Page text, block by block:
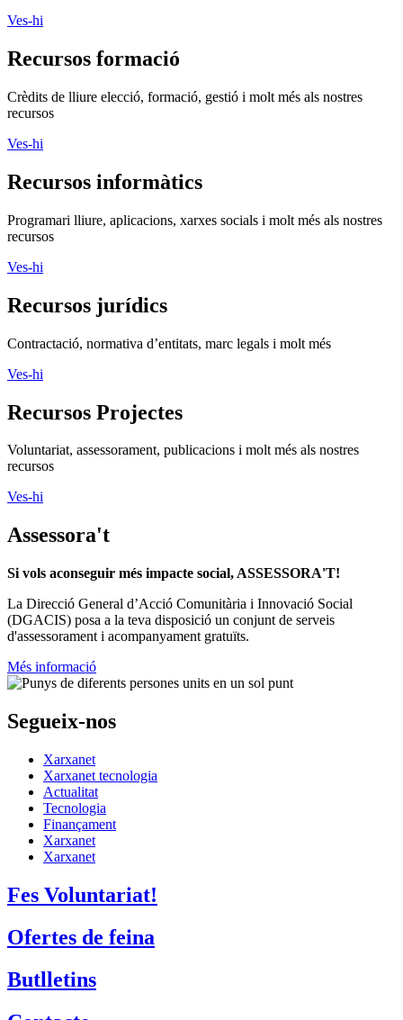
Ves-hi
Recursos formació
Crèdits de lliure elecció, formació, gestió i molt més als nostres
recursos
Ves-hi
Recursos informàtics
Programari lliure, aplicacions, xarxes socials i molt més als nostres
recursos
Ves-hi
Recursos jurídics
Contractació, normativa d’entitats, marc legals i molt més
Ves-hi
Recursos Projectes
Voluntariat, assessorament, publicacions i molt més als nostres
recursos
Ves-hi
Assessora't
Si vols aconseguir més impacte social, ASSESSORA'T!
La Direcció General d’Acció Comunitària i Innovació Social
(DGACIS) posa a la teva disposició un conjunt de serveis
d'assessorament i acompanyament gratuïts.
Més informació
Segueix-nos
Xarxanet
Xarxanet tecnologia
Actualitat
Tecnologia
Finançament
Xarxanet
Xarxanet
Fes Voluntariat!
Ofertes de feina
Butlletins